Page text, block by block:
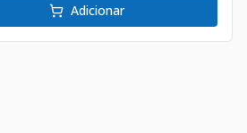
Adicionar